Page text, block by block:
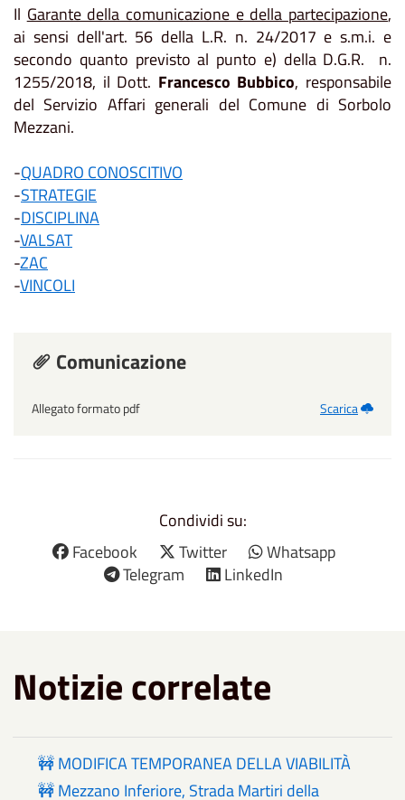
Il Garante della comunicazione e della partecipazione,
ai sensi dell'art. 56 della L.R. n. 24/2017 e s.m.i. e
secondo quanto previsto al punto e) della D.G.R. n.
1255/2018, il Dott. Francesco Bubbico, responsabile
del Servizio Affari generali del Comune di Sorbolo
Mezzani.
-QUADRO CONOSCITIVO
-STRATEGIE
-DISCIPLINA
-VALSAT
-ZAC
-VINCOLI
Comunicazione
Allegato formato pdf Scarica
Condividi su:
Facebook
Twitter
Whatsapp
Telegram
LinkedIn
Notizie correlate
🚧 MODIFICA TEMPORANEA DELLA VIABILITÀ
🚧 Mezzano Inferiore, Strada Martiri della